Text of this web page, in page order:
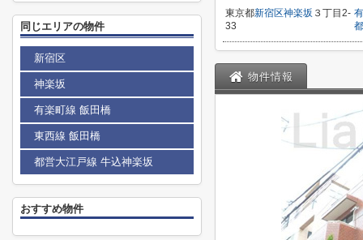
東京都新宿区神楽坂 ３丁目2-
33
物件情報
同じエリアの物件
新宿区
神楽坂
有楽町線 飯田橋
東西線 飯田橋
都営大江戸線 牛込神楽坂
おすすめ物件